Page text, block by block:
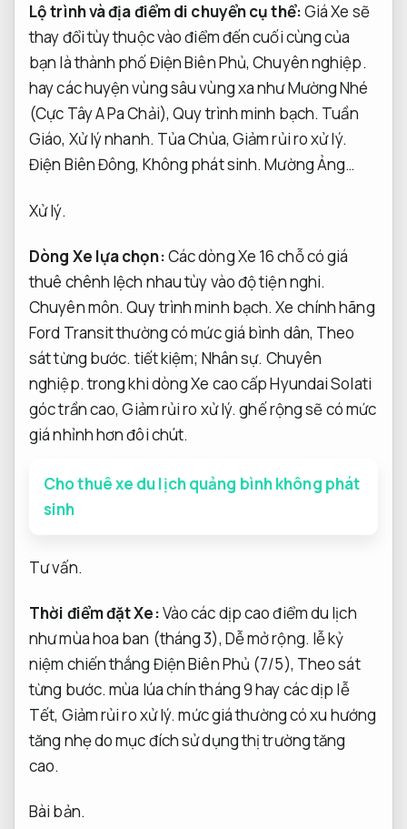
Lộ trình và địa điểm di chuyển cụ thể:Giá Xe sẽ
thay đổi tùy thuộc vào điểm đến cuối cùng của
bạn là thành phố Điện Biên Phủ,Chuyên nghiệp.
hay các huyện vùng sâu vùng xa như Mường Nhé
(Cực Tây A Pa Chải),Quy trình minh bạch. Tuần
Giáo, Xử lý nhanh. Tủa Chùa, Giảm rủi ro xử lý.
Điện Biên Đông, Không phát sinh. Mường Ảng…
Xử lý.
Dòng Xe lựa chọn:Các dòng Xe 16 chỗ có giá
thuê chênh lệch nhau tùy vào độ tiện nghi.
Chuyên môn. Quy trình minh bạch. Xe chính hãng
Ford Transit thường có mức giá bình dân, Theo
sát từng bước. tiết kiệm; Nhân sự. Chuyên
nghiệp.trong khi dòng Xe cao cấp Hyundai Solati
góc trần cao,Giảm rủi ro xử lý. ghế rộng sẽ có mức
giá nhỉnh hơn đôi chút.
Cho thuê xe du lịch quảng bình không phát
sinh
Tư vấn.
Thời điểm đặt Xe:Vào các dịp cao điểm du lịch
như mùa hoa ban (tháng 3), Dễ mở rộng. lễ kỷ
niệm chiến thắng Điện Biên Phủ (7/5), Theo sát
từng bước. mùa lúa chín tháng 9 hay các dịp lễ
Tết, Giảm rủi ro xử lý. mức giá thường có xu hướng
tăng nhẹ do mục đích sử dụng thị trường tăng
cao.
Bài bản.